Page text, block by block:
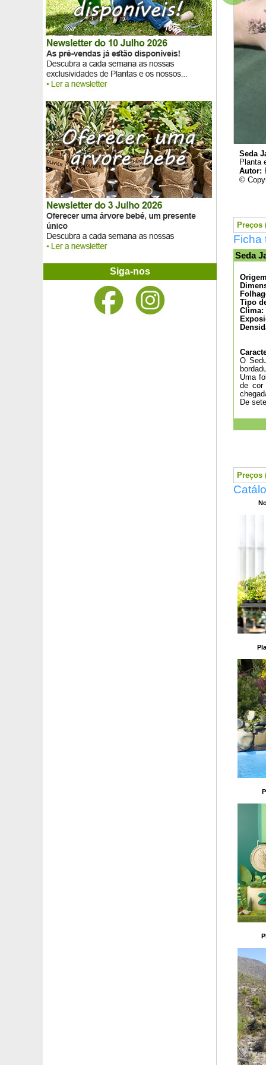
Tapete de Scleranthus
Teixo comum
Teucrium árvore
Teucrium brilhante
Tília da Mongólia
Tília de folhas grandes
Tília de folhas pequenas
Tília prateada
Tojo
Tomilho
Tomilho limão
Tomilho limão dourado
Tomilho serpão
Toranja
Totem do México
Tremoço-azul
Tremoço-branco
Tremoço-rosa
Tremoço-vermeilho
Trevo morangueiro, Trevo cobertura de solo
Tristaniopsis laurina, Kanooka
Tuia-da-china 'Aurea Nana'
Ulmeiro-comum
Ulmeiro Lutèce® 'Nanguen'
Ulmeiro 'Sapporo Gold'
Urze anã Limoncello
Siga-nos
Seda
Planta
Autor:
©
Preços
Ficha
Seda
Tipo
Clima:
O
Uma
de cor
De
Preços